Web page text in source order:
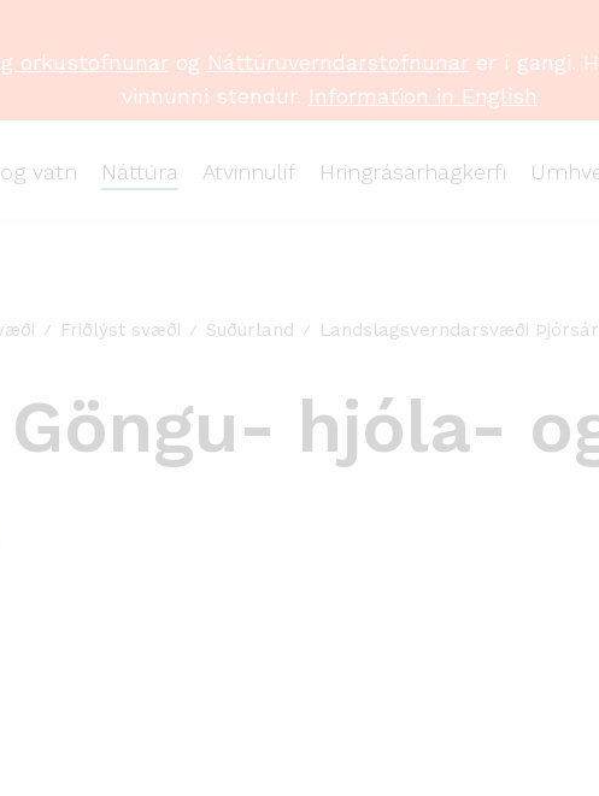
vatn Náttúra Atvinnulíf Hringrásarhagkerfi
orkustofnunarog Náttúruverndarstofnunarer í gangi.
vinnunni stendur. Information in English
Friðlýst svæði Suðurland Landslagsverndarsvæði
hjóla-